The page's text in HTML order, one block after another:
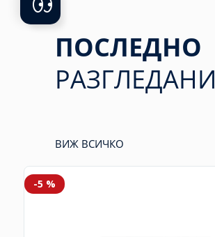
ПОСЛЕДНО
РАЗГЛЕДАНИ
ВИЖ ВСИЧКО
-5 %